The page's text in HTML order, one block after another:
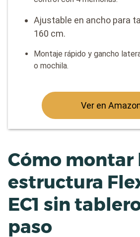
Ajustable en ancho para
160 cm.
Montaje rápido y gancho
o mochila.
Ver en
Cómo montar
estructura
EC1 sin
paso